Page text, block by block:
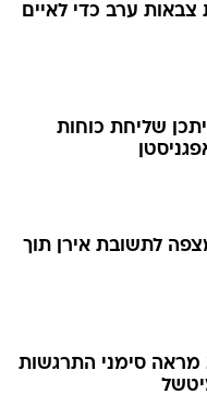
ערב כדי לאיים
שליחת כוחות
לתשובת אירן תוך
מראה סימני התרגשות